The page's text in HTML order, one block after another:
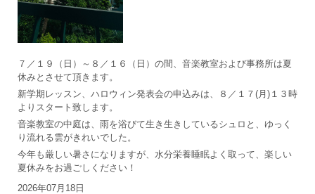
７／１９（日）～８／１６（日）の間、音楽教室および事務所は夏
休みとさせて頂きます。
新学期レッスン、ハロウィン発表会の申込みは、８／１７(月)１３時
よりスタート致します。
音楽教室の中庭は、雨を浴びて生き生きしているシュロと、ゆっく
り流れる雲がきれいでした。
今年も厳しい暑さになりますが、水分栄養睡眠よく取って、楽しい
夏休みをお過ごしください！
2026年07月18日